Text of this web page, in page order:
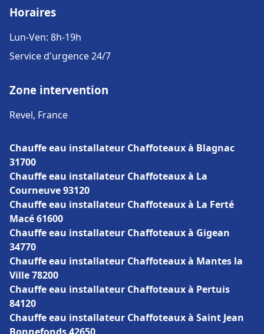
Horaires
Lun-Ven: 8h-19h
Service d'urgence 24/7
Zone intervention
Revel, France
Chauffe eau installateur Chaffoteaux à Blagnac
31700
Chauffe eau installateur Chaffoteaux à La
Courneuve 93120
Chauffe eau installateur Chaffoteaux à La Ferté
Macé 61600
Chauffe eau installateur Chaffoteaux à Gigean
34770
Chauffe eau installateur Chaffoteaux à Mantes la
Ville 78200
Chauffe eau installateur Chaffoteaux à Pertuis
84120
Chauffe eau installateur Chaffoteaux à Saint Jean